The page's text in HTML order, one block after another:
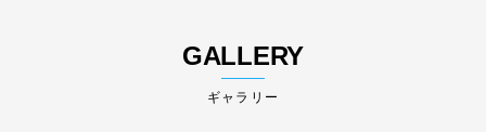
GALLERY
ギャラリー